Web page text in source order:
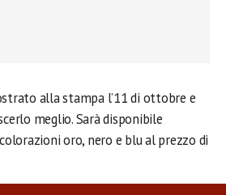
alla stampa l’11 di ottobre e
meglio. Sarà disponibile
oro, nero e blu al prezzo di